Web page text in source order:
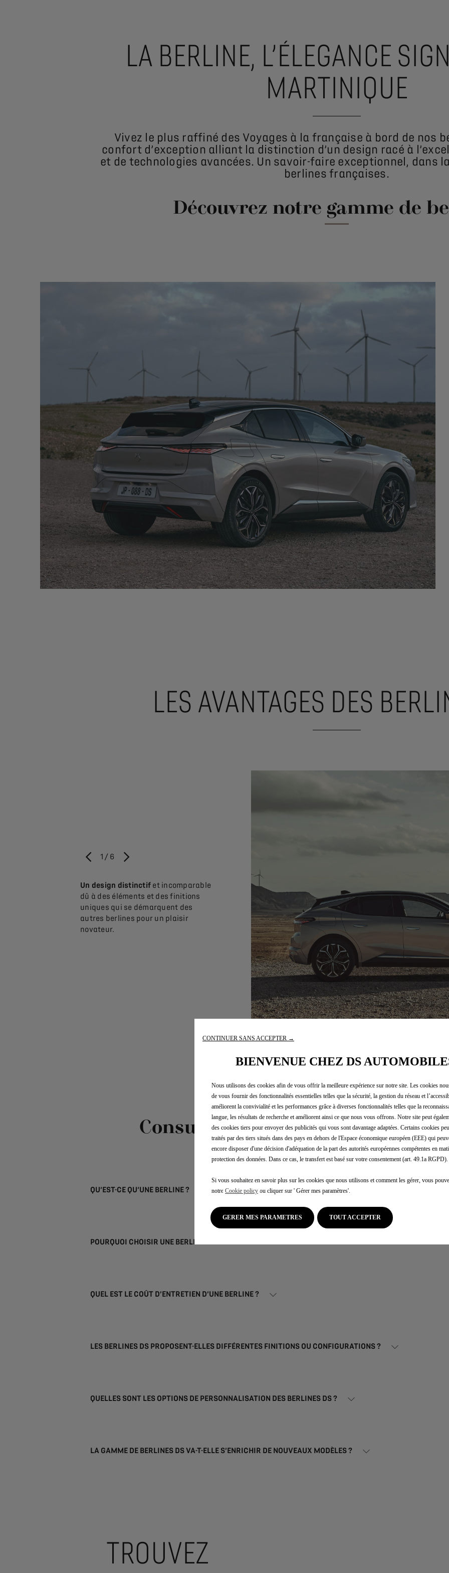
LA BERLINE, L’ÉLEGANCE
MARTINIQUE
Vivez le plus raffiné des Voyages à la française à bord de nos
confort d’exception alliant la distinction d’un design racé à
et de technologies avancées. Un savoir-faire exceptionnel, dans
berlines françaises.
Découvrez notre gamme de
LES AVANTAGES DES
PRÉCÉDENT
Un design distinctif et incomparable
dû à des éléments et des finitions
uniques qui se démarquent des
autres berlines pour un plaisir
novateur.
Un intérieur haut de gamme,
avec des matériaux nobles inédits
comme le cuir Nappa et l’Alcantara®
offrant un confort incomparable et
une acoustique exceptionnelle.
d’aide à la conduite
freinage d’urgence
reconnaissance des
signalisation ou l’alerte de
franchissement
1 / 6 SUIVANT
Consultez les questions les plus
QU’EST-CE QU’UNE BERLINE ?
POURQUOI CHOISIR UNE BERLINE ?
QUEL EST LE COÛT D’ENTRETIEN D’UNE BERLINE ?
LES BERLINES DS PROPOSENT-ELLES DIFFÉRENTES FINITIONS OU CONFIGURATIONS ?
QUELLES SONT LES OPTIONS DE PERSONNALISATION DES BERLINES DS ?
LA GAMME DE BERLINES DS VA-T-ELLE S’ENRICHIR DE NOUVEAUX MODÈLES ?
TROUVEZ
CONTINUER SANS ACCEPTER →
BIENVENUE CHEZ DS
Nous utilisons des cookies afin de vous offrir la meilleure expérience sur notre site. Les cookies
de vous fournir des fonctionnalités essentielles telles que la sécurité, la gestion du réseau et
améliorent la convivialité et les performances grâce à diverses fonctionnalités telles que la
langue, les résultats de recherche et améliorent ainsi ce que nous vous offrons. Notre site peut
des cookies tiers pour envoyer des publicités qui vous sont davantage adaptées. Certains cookies
traités par des tiers situés dans des pays en dehors de l'Espace économique européen (EEE) qui
encore disposer d'une décision d'adéquation de la part des autorités européennes compétentes en
protection des données. Dans ce cas, le transfert est basé sur votre consentement (art. 49.1a RGPD).
Si vous souhaitez en savoir plus sur les cookies que nous utilisons et comment les gérer, vous
notre Cookie policy ou cliquer sur ' Gérer mes paramètres'.
GERER MES PARAMETRES TOUT ACCEPTER